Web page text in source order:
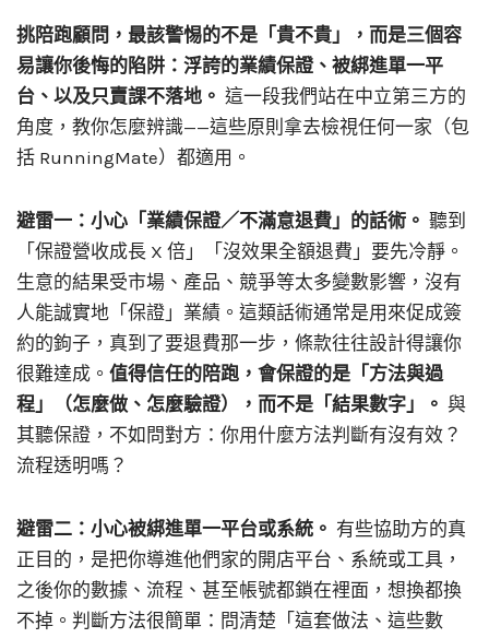
挑陪跑顧問，最該警惕的不是「貴不貴」，而是三個容
易讓你後悔的陷阱：浮誇的業績保證、被綁進單一平
台、以及只賣課不落地。 這一段我們站在中立第三方的
角度，教你怎麼辨識——這些原則拿去檢視任何一家（包
括 RunningMate）都適用。
避雷一：小心「業績保證／不滿意退費」的話術。 聽到
「保證營收成長 X 倍」「沒效果全額退費」要先冷靜。
生意的結果受市場、產品、競爭等太多變數影響，沒有
人能誠實地「保證」業績。這類話術通常是用來促成簽
約的鉤子，真到了要退費那一步，條款往往設計得讓你
很難達成。 值得信任的陪跑，會保證的是「方法與過
程」（怎麼做、怎麼驗證），而不是「結果數字」。 與
其聽保證，不如問對方：你用什麼方法判斷有沒有效？
流程透明嗎？
避雷二：小心被綁進單一平台或系統。 有些協助方的真
正目的，是把你導進他們家的開店平台、系統或工具，
之後你的數據、流程、甚至帳號都鎖在裡面，想換都換
不掉。判斷方法很簡單：問清楚「這套做法、這些數